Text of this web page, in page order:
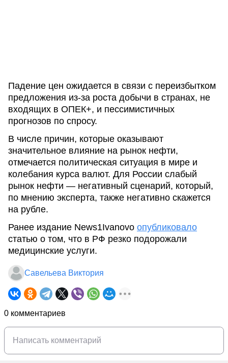
Падение цен ожидается в связи с переизбытком
предложения из-за роста добычи в странах, не
входящих в ОПЕК+, и пессимистичных
прогнозов по спросу.
В числе причин, которые оказывают
значительное влияние на рынок нефти,
отмечается политическая ситуация в мире и
колебания курса валют. Для России слабый
рынок нефти — негативный сценарий, который,
по мнению эксперта, также негативно скажется
на рубле.
Ранее издание News1Ivanovo опубликовало
статью о том, что в РФ резко подорожали
медицинские услуги.
Савельева Виктория
0 комментариев